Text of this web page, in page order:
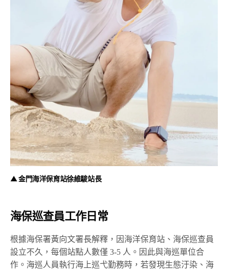
▲ 金門海洋保育站徐維駿站長
海保巡查員工作日常
根據海保署黃向文署長解釋，因海洋保育站、海保巡查員
設立不久，每個站點人數僅 3-5 人。因此與海巡單位合
作。海巡人員執行海上巡弋勤務時，若發現生態汙染、海